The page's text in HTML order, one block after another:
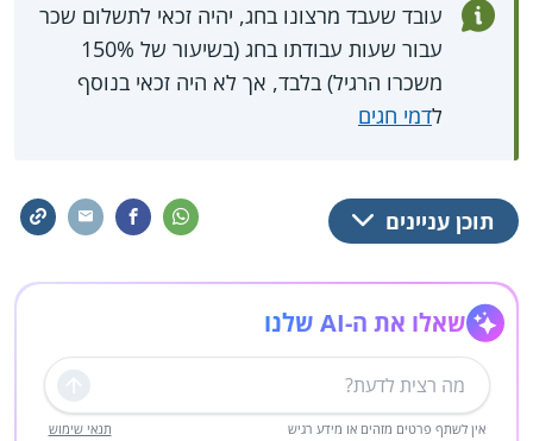
עובד שעבד מרצונו בחג, יהיה זכאי לתשלום שכר
עבור שעות עבודתו בחג (בשיעור של 150%
משכרו הרגיל) בלבד, אך לא היה זכאי בנוסף
לדמי חגים
תוכן עניינים
שאלו את ה-AI שלנו
שליחה
אין לשתף פרטים מזהים או מידע רגיש תנאי שימוש